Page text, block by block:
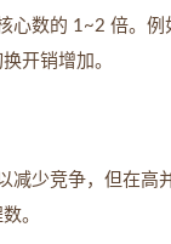
心数的 1~2 倍。
开销增加。
减少竞争，但在
。